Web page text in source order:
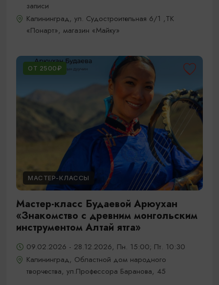
записи
Калининград, ул. Судостроительная 6/1 ,ТК
«Понарт», магазин «Майку»
ОТ 2500₽
МАСТЕР-КЛАССЫ
Мастер-класс Будаевой Арюухан
«Знакомство с древним монгольским
инструментом Алтай ятга»
09.02.2026 - 28.12.2026, Пн. 15:00; Пт. 10:30
Калининград, Областной дом народного
творчества, ул.Профессора Баранова, 45